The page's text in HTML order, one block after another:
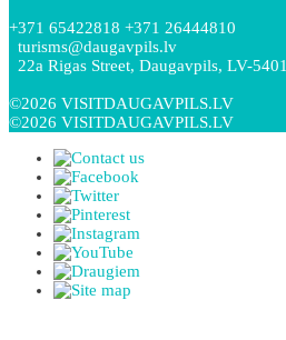
+371 65422818 +371 26444810
turisms@daugavpils.lv
22a Rigas Street, Daugavpils, LV-5401
©2026 VISITDAUGAVPILS.LV
©2026 VISITDAUGAVPILS.LV